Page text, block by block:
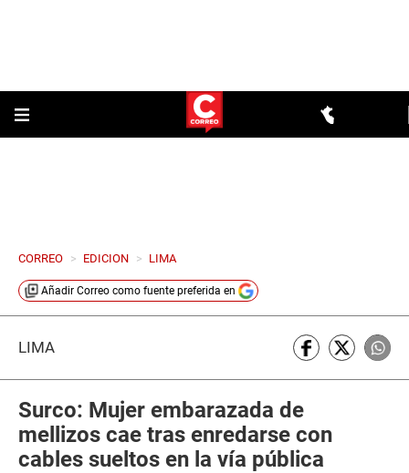
CORREO > EDICION > LIMA
Añadir Correo como fuente preferida en
LIMA
Surco: Mujer embarazada de
mellizos cae tras enredarse con
cables sueltos en la vía pública